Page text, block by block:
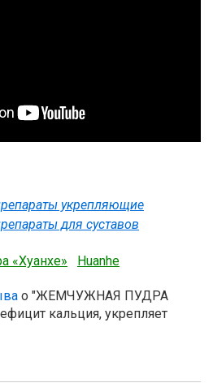
укрепляющие
для суставов
«Хуанхе» Huanhe
о "ЖЕМЧУЖНАЯ ПУДРА
кальция, укрепляет